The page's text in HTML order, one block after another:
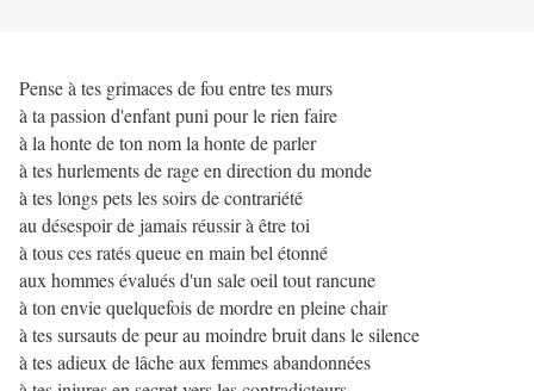
Pense à tes grimaces de fou entre tes murs
à ta passion d'enfant puni pour le rien faire
à la honte de ton nom la honte de parler
à tes hurlements de rage en direction du monde
à tes longs pets les soirs de contrariété
au désespoir de jamais réussir à être toi
à tous ces ratés queue en main bel étonné
aux hommes évalués d'un sale oeil tout rancune
à ton envie quelquefois de mordre en pleine chair
à tes sursauts de peur au moindre bruit dans le silence
à tes adieux de lâche aux femmes abandonnées